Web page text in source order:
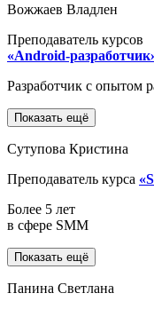
Вожжаев Владлен
Преподаватель курсов
«Android-
Разработчик с опытом
Показать ещё
Сутупова Кристина
Преподаватель курса
Более 5 лет
в сфере SMM
Показать ещё
Панина Светлана